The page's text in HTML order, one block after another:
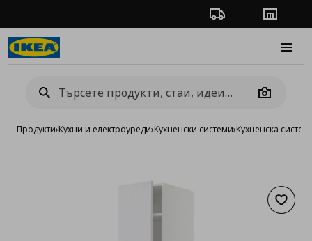
Проследяване на
Camera
Продукти›Кухни и електроуреди›Кухненски системи›Кухненска